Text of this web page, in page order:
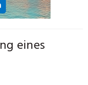
eines